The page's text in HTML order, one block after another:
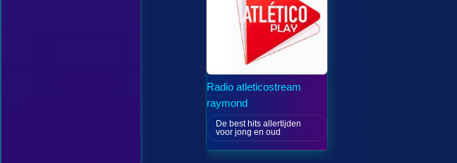
Radio atleticostream
raymond
De best hits allertijden
voor jong en oud